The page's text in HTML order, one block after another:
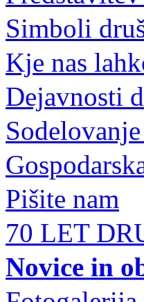
Simboli
Kje nas
Dejavnosti
Pišite nam
70 LET
Novice in